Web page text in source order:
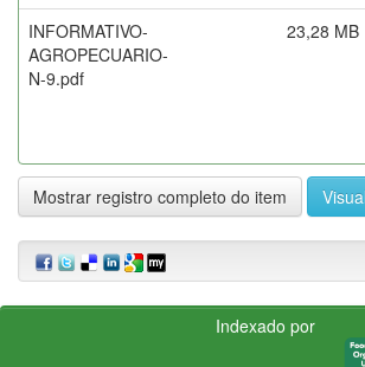
INFORMATIVO-
AGROPECUARIO-
N-9.pdf
23,28 MB
Mostrar registro completo do item
Indexado por